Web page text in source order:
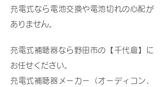
充電式なら電池交換や電池切れの心配が
ありません。
充電式補聴器なら野田市の【千代倉】に
お任せください。
充電式補聴器メーカー（オーディコン、